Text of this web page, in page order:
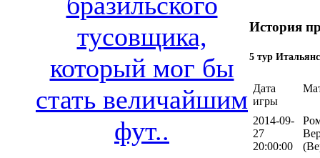
тусовщика,
который мог бы
стать величайшим
фут..
История
5 тур
Дата
игры
2014-09-
27
20:00:00